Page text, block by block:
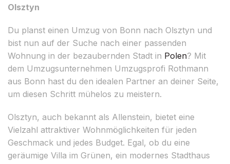
Olsztyn
Du planst einen Umzug von Bonn nach Olsztyn und
bist nun auf der Suche nach einer passenden
Wohnung in der bezaubernden Stadt in Polen? Mit
dem Umzugsunternehmen Umzugsprofi Rothmann
aus Bonn hast du den idealen Partner an deiner Seite,
um diesen Schritt mühelos zu meistern.
Olsztyn, auch bekannt als Allenstein, bietet eine
Vielzahl attraktiver Wohnmöglichkeiten für jeden
Geschmack und jedes Budget. Egal, ob du eine
geräumige Villa im Grünen, ein modernes Stadthaus